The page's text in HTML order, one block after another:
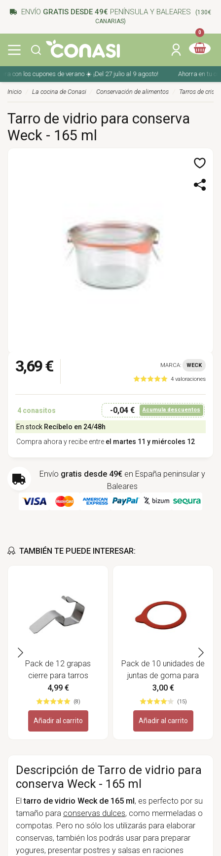
ENVÍO GRATIS DESDE 49€ PENÍNSULA Y BALEARES
(130€
CANARIAS)
0
los cupones de verano ☀️ ¡Del 27 julio al 9 agosto! Ahorra en tu
Inicio La cocina de Conasi Conservación de alimentos Tarros de cristal
Tarro de vidrio para conserva
Weck - 165 ml
3,69 € MARCA: WECK
4 valoraciones
4 conasitos -0,04 € Acumula descuentos
En stock Recíbelo en 24/48h
Compra ahora y recibe entre el martes 11 y miércoles 12
Envío gratis desde 49€ en España peninsular y
Baleares
TAMBIÉN TE PUEDE INTERESAR:
Pack de 12 grapas
cierre para tarros
conservas - Weck
4,99 €
(8)
Añadir al carrito
Pack de 10 unidades de
juntas de goma para
tarros conservas -
Weck
3,00 €
(15)
Añadir al carrito
Descripción de Tarro de vidrio para
conserva Weck - 165 ml
El tarro de vidrio Weck de 165 ml, es perfecto por su
tamaño para conservas dulces, como mermeladas o
compotas. Pero no sólo los utilizarás para elaborar
conservas, también los podrás usar para preparar
yogures, presentar postres y salsas en raciones